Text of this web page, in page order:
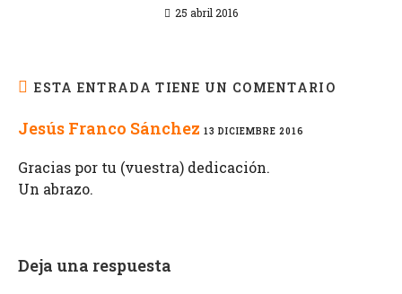
25 abril 2016
ESTA ENTRADA TIENE UN COMENTARIO
Jesús Franco Sánchez 13 DICIEMBRE 2016
Gracias por tu (vuestra) dedicación.
Un abrazo.
Deja una respuesta